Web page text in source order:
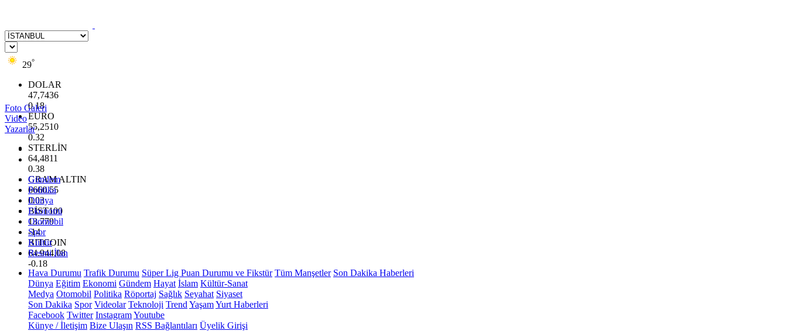
29°
DOLAR
47,7436
0.18
EURO
55,2510
0.32
STERLİN
64,4811
0.38
GRAM ALTIN
6660.55
0.03
BİST100
13.779
-14
BITCOIN
64.944,08
-0.18
Foto Galeri
Video
Yazarlar
Gündem
Politika
Dünya
Ekonomi
Otomobil
Spor
Kültür
Resmi İlan
Hava Durumu Trafik Durumu Süper Lig Puan Durumu ve Fikstür Tüm Manşetler Son Dakika Haberleri
Dünya Eğitim Ekonomi Gündem Hayat İslam Kültür-Sanat
Medya Otomobil Politika Röportaj Sağlık Seyahat Siyaset
Son Dakika Spor Videolar Teknoloji Trend YaşamYurt Haberleri
Facebook Twitter InstagramYoutube
Künye / İletişim Bize Ulaşın RSS Bağlantıları Üyelik Girişi